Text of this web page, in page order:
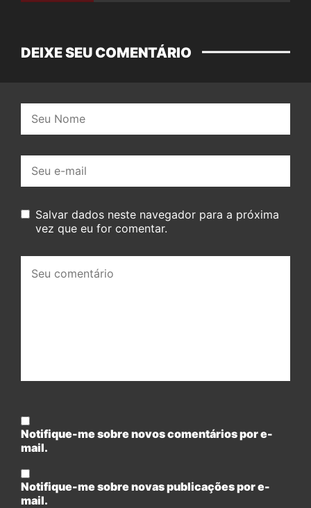
DEIXE SEU COMENTÁRIO
mail:
Salvar dados neste navegador para a próxima
vez que eu for comentar.
comentário:
Notifique-me sobre novos comentários por e-
mail.
Notifique-me sobre novas publicações por e-
mail.